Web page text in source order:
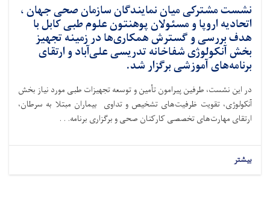
نشست مشترکی میان نمایندگان سازمان صحی جهان ،
اتحادیه اروپا و مسئولان پوهنتون علوم طبی کابل با
هدف بررسی و گسترش همکاری‌ها در زمینه تجهیز
بخش آنکولوژی شفاخانه تدریسی علی‌آباد و ارتقای
برنامه‌های آموزشی برگزار شد.
در این نشست، طرفین پیرامون تأمین و توسعه تجهیزات طبی مورد نیاز بخش
آنکولوژی، تقویت ظرفیت‌های تشخیص و تداوی بیماران مبتلا به سرطان،
ارتقای مهارت‌های تخصصی کارکنان صحی و برگزاری برنامه. . .
بیشتر